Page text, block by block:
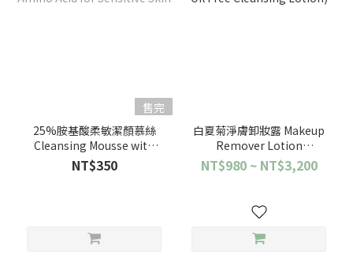
售完
25%胺基酸柔敏潔顏慕絲
Cleansing Mousse with
25% Amino Acid for
Sensitive Skin
NT$350
白夏菊淨膚卸妝露 Makeup
Remover Lotion
(Chamomile Oil Free
Cleansing Lotion)
NT$980 ~ NT$3,200